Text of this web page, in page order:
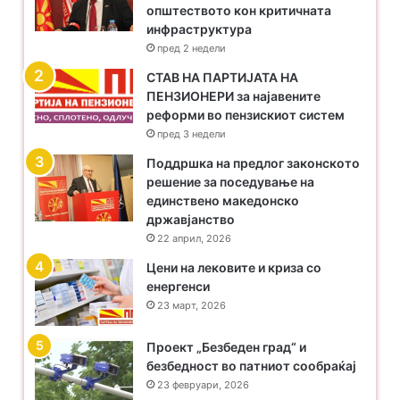
кој пат по ред е избрана на функција во СЗПМ за која
прима „дебел“ месечен надомест, како и дали и за кои
други „ангажмани“ прима надоместоци.
Претседателката на СЗПМ, која веќе станува
„незаменлива“, не ги удостои пензионерите со
информација колкав е износот на средства од
1.800.000,оо Евра годишно, кои се прибираат само од
членарина на пензионерите, кој им се исплаќа како
надомест за обавување на функција на избраните лица
во здруженијата и СЗПМ. Исто така не ја запозна
јавноста, на пример, колкави се трошоците за плати на
вработените лица во здруженијата и СЗПМ, трошоците
за уредување и издавање на весникот Пензионер плус,
за користење на службено возило, дали воопшто
постојат и колку од избраните лица работат
волонтерски.
општеството кон критичната
инфраструктура
пред 2 недели
​СТАВ НА ПАРТИЈАТА НА
ПЕНЗИОНЕРИ за најавените
реформи во пензискиот систем
пред 3 недели
Поддршка на предлог законското
решение за поседување на
единствено македонско
државјанство
22 април, 2026
Цени на лековите и криза со
енергенси
23 март, 2026
Проект „Безбеден град“ и
безбедност во патниот сообраќај
23 февруари, 2026